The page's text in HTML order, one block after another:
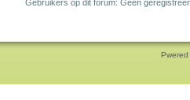
Gebruikers op dit forum: Geen